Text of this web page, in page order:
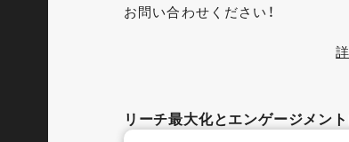
お問い合わせください！
リーチ最大化とエンゲージメン